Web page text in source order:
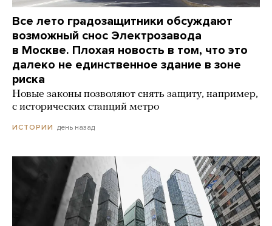
Все лето градозащитники обсуждают
возможный снос Электрозавода
в Москве. Плохая новость в том, что это
далеко не единственное здание в зоне
риска
Новые законы позволяют снять защиту, например,
с исторических станций метро
ИСТОРИИ день назад